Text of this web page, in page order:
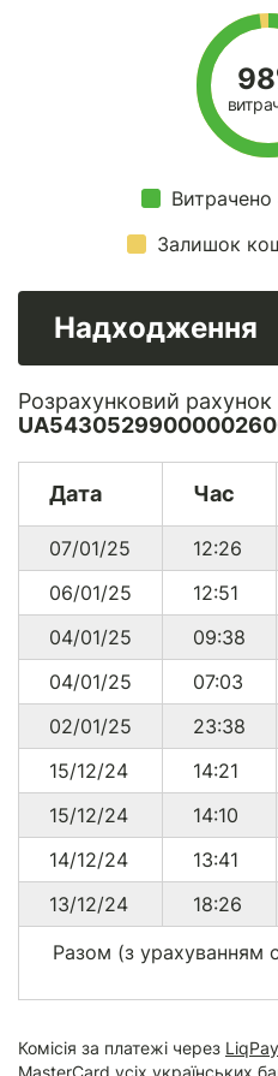
Витрачено
Залишок
Надходження
Розрахунковий рахунок
Дата Час
07/01/25 12:26
06/01/25
12:51
04/01/25
09:38
04/01/25
07:03
02/01/25
23:38
15/12/24
14:21
15/12/24
14:10
14/12/24
13:41
13/12/24
18:26
Разом (з урахуванням
Комісія за платежі через LiqPay